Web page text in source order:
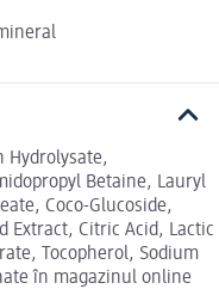
Hydrolysate,
Betaine, Lauryl
Coco-Glucoside,
Extract, Citric Acid, Lactic
Tocopherol, Sodium
în magazinul online